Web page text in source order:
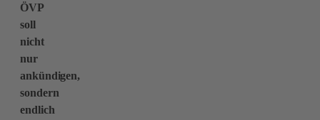
ÖVP
soll
nicht
nur
ankündigen,
sondern
endlich